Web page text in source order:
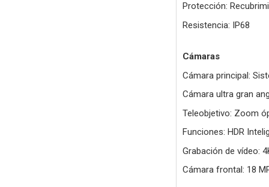
Protección:
Resistencia: IP68
Cámaras
Cámara principal:
Cámara ultra gran
Teleobjetivo: Zoom
Funciones: HDR
Grabación de vídeo:
Cámara frontal: 18